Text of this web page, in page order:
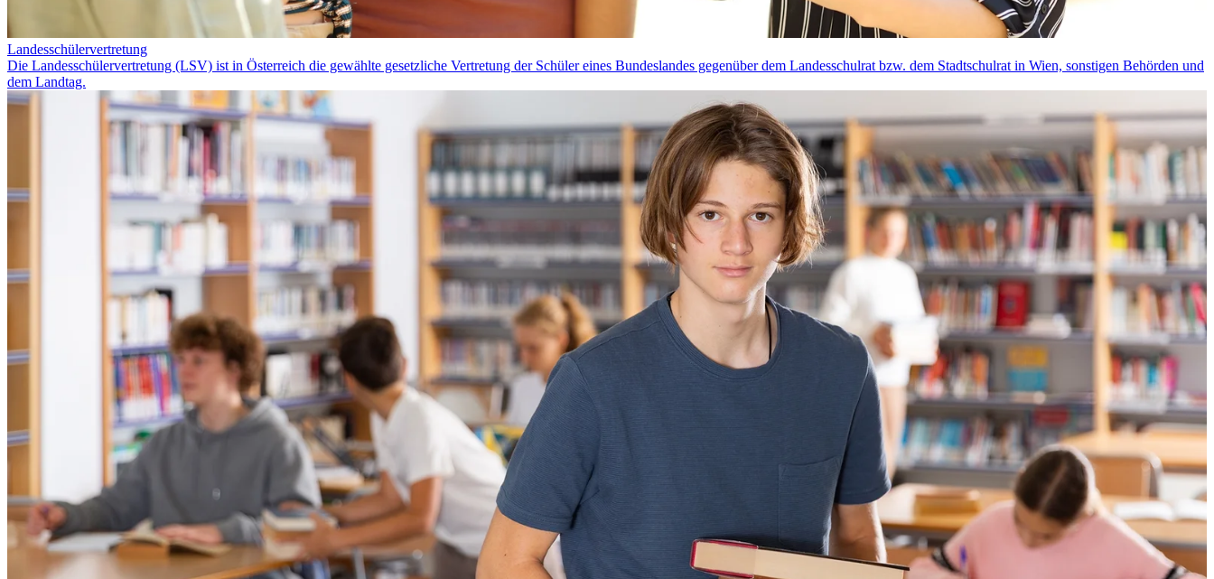
Landesschülervertretung
Die Landesschülervertretung (LSV) ist in Österreich die gewählte gesetzliche Vertretung der Schüler eines Bundeslandes gegenüber dem Landesschulrat bzw. dem Stadtschulrat in Wien, sonstigen Behörden und
dem Landtag.